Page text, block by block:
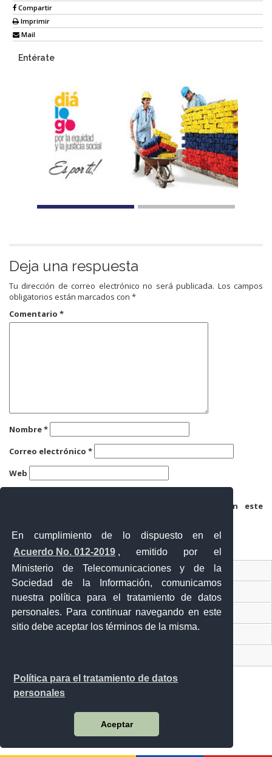
En cumplimiento de lo dispuesto en el
Acuerdo No. 012-2019 , emitido por el
Ministerio de Telecomunicaciones y de la
Sociedad de la Información, comunicamos
nuestra política para el tratamiento de datos
personales. Para continuar navegando en este
sitio debe aceptar los términos de la misma.
Política para el tratamiento de datos
personales
Aceptar
Compartir
Imprimir
Mail
Entérate
Deja una respuesta
Tu dirección de correo electrónico no será publicada. Los campos
obligatorios están marcados con *
Comentario *
Nombre*
Correo electrónico *
Web
Guarda mi nombre, correo electrónico y web en este
Ventanilla Única Virtual
Ventanilla Única de Comercio Exterior
Gobierno Abierto
Malecón y Aguirre
Guayaquil - Ecuador